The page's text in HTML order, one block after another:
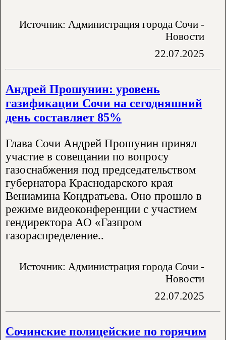
Источник: Администрация города Сочи -
Новости
22.07.2025
Андрей Прошунин: уровень
газификации Сочи на сегодняшний
день составляет 85%
Глава Сочи Андрей Прошунин принял
участие в совещании по вопросу
газоснабжения под председательством
губернатора Краснодарского края
Вениамина Кондратьева. Оно прошло в
режиме видеоконференции с участием
гендиректора АО «Газпром
газораспределение..
Источник: Администрация города Сочи -
Новости
22.07.2025
Сочинские полицейские по горячим